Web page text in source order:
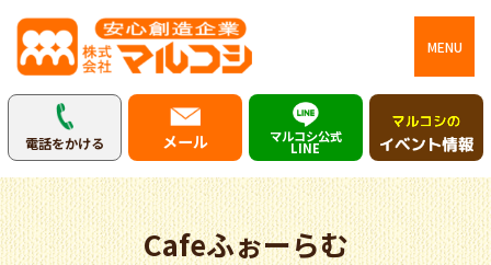
MENU
電話をかける メール マルコシ公式
LINE
Cafeふぉーらむ